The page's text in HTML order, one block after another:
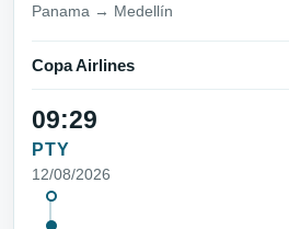
Panama → Medellín
Copa Airlines
09:29
PTY
12/08/2026